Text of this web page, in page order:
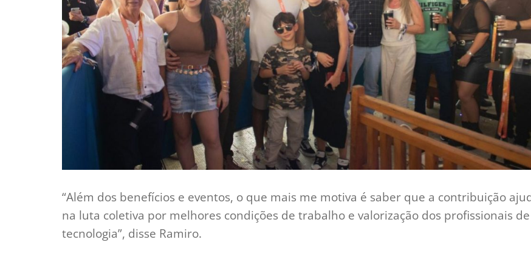
“Além dos benefícios e eventos, o que mais me motiva é saber que a contribuição
na luta coletiva por melhores condições de trabalho e valorização dos profissionais de
tecnologia”, disse Ramiro.